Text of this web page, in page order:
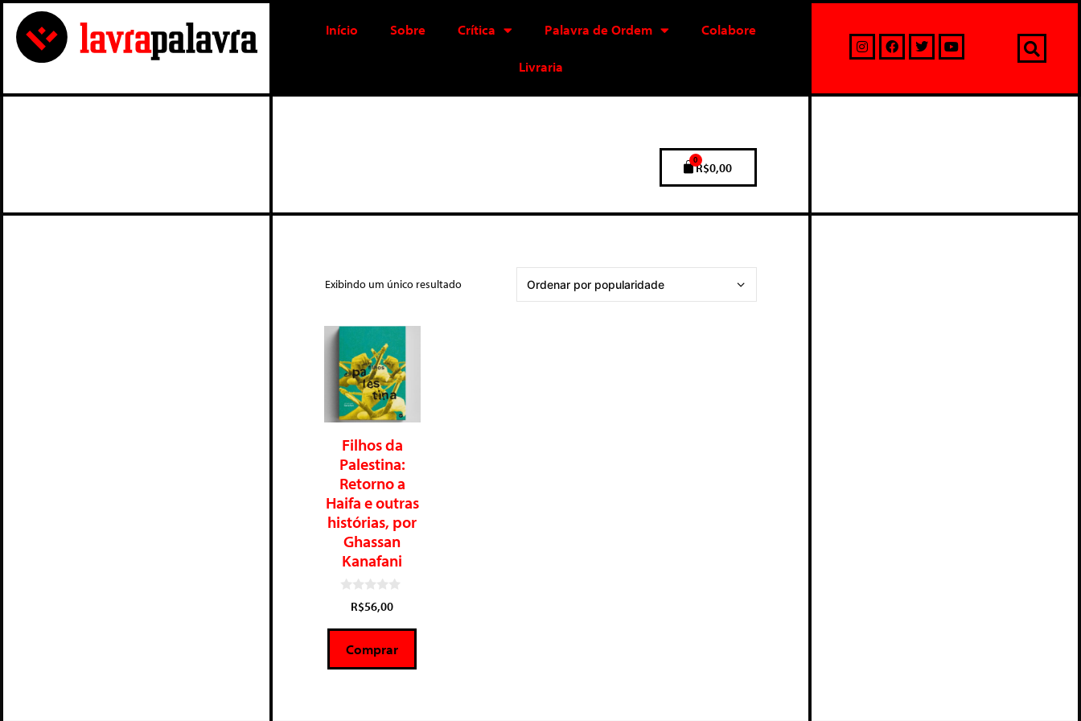
Início Sobre Crítica Palavra de Ordem Colabore
Livraria
R$0,00
0
Exibindo um único resultado
Filhos da
Palestina:
Retorno a
Haifa e outras
histórias, por
Ghassan
Kanafani
5
R$56,00
Comprar